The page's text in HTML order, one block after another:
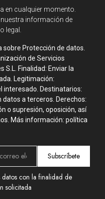
en cualquier momento.
información de
legal.
sobre Protección de datos.
de Servicios
S.L. Finalidad: Enviar la
Legitimación:
interesado. Destinatarios:
datos a terceros. Derechos:
o supresión, oposición, así
Más información: política
Subscríbete
con la finalidad de
solicitada